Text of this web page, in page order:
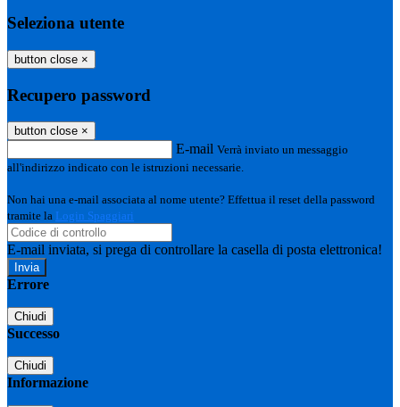
Seleziona utente
button close ×
Recupero password
button close ×
E-mail Verrà inviato un messaggio
all'indirizzo indicato con le istruzioni necessarie.
Non hai una e-mail associata al nome utente? Effettua il reset della password
tramite la Login Spaggiari
E-mail inviata, si prega di controllare la casella di posta elettronica!
Errore
Chiudi
Successo
Chiudi
Informazione